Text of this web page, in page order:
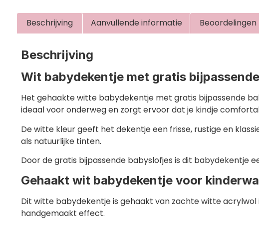
Beschrijving Aanvullende informatie Beoordelingen
Beschrijving
Wit babydekentje met gratis
Het gehaakte witte babydekentje met gratis bijpassende
ideaal voor onderweg en zorgt ervoor dat je kindje
De witte kleur geeft het dekentje een frisse, rustige en
als natuurlijke tinten.
Door de gratis bijpassende babyslofjes is dit babydekentje
Gehaakt wit babydekentje voor
Dit witte babydekentje is gehaakt van zachte witte
handgemaakt effect.